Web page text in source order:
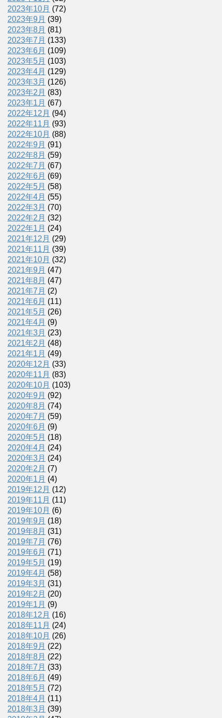
2023年10月 (72)
2023年9月 (39)
2023年8月 (81)
2023年7月 (133)
2023年6月 (109)
2023年5月 (103)
2023年4月 (129)
2023年3月 (126)
2023年2月 (83)
2023年1月 (67)
2022年12月 (94)
2022年11月 (93)
2022年10月 (88)
2022年9月 (91)
2022年8月 (59)
2022年7月 (67)
2022年6月 (69)
2022年5月 (58)
2022年4月 (55)
2022年3月 (70)
2022年2月 (32)
2022年1月 (24)
2021年12月 (29)
2021年11月 (39)
2021年10月 (32)
2021年9月 (47)
2021年8月 (47)
2021年7月 (2)
2021年6月 (11)
2021年5月 (26)
2021年4月 (9)
2021年3月 (23)
2021年2月 (48)
2021年1月 (49)
2020年12月 (33)
2020年11月 (83)
2020年10月 (103)
2020年9月 (92)
2020年8月 (74)
2020年7月 (59)
2020年6月 (9)
2020年5月 (18)
2020年4月 (24)
2020年3月 (24)
2020年2月 (7)
2020年1月 (4)
2019年12月 (12)
2019年11月 (11)
2019年10月 (6)
2019年9月 (18)
2019年8月 (31)
2019年7月 (76)
2019年6月 (71)
2019年5月 (19)
2019年4月 (58)
2019年3月 (31)
2019年2月 (20)
2019年1月 (9)
2018年12月 (16)
2018年11月 (24)
2018年10月 (26)
2018年9月 (22)
2018年8月 (22)
2018年7月 (33)
2018年6月 (49)
2018年5月 (72)
2018年4月 (11)
2018年3月 (39)